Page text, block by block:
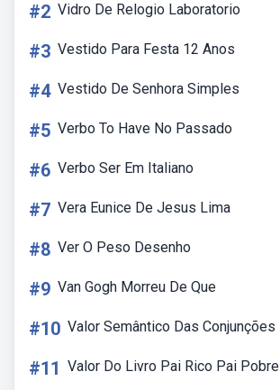
#2 Vidro De Relogio Laboratorio
#3 Vestido Para Festa 12 Anos
#4 Vestido De Senhora Simples
#5 Verbo To Have No Passado
#6 Verbo Ser Em Italiano
#7 Vera Eunice De Jesus Lima
#8 Ver O Peso Desenho
#9 Van Gogh Morreu De Que
#10 Valor Semântico Das Conjunções
#11 Valor Do Livro Pai Rico Pai Pobre